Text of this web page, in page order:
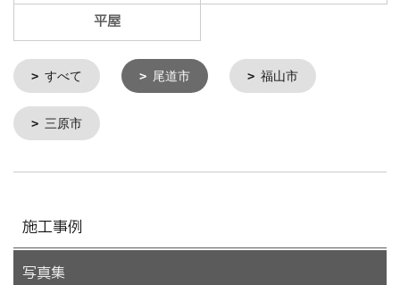
平屋
すべて 尾道市 福山市
三原市
施工事例
写真集